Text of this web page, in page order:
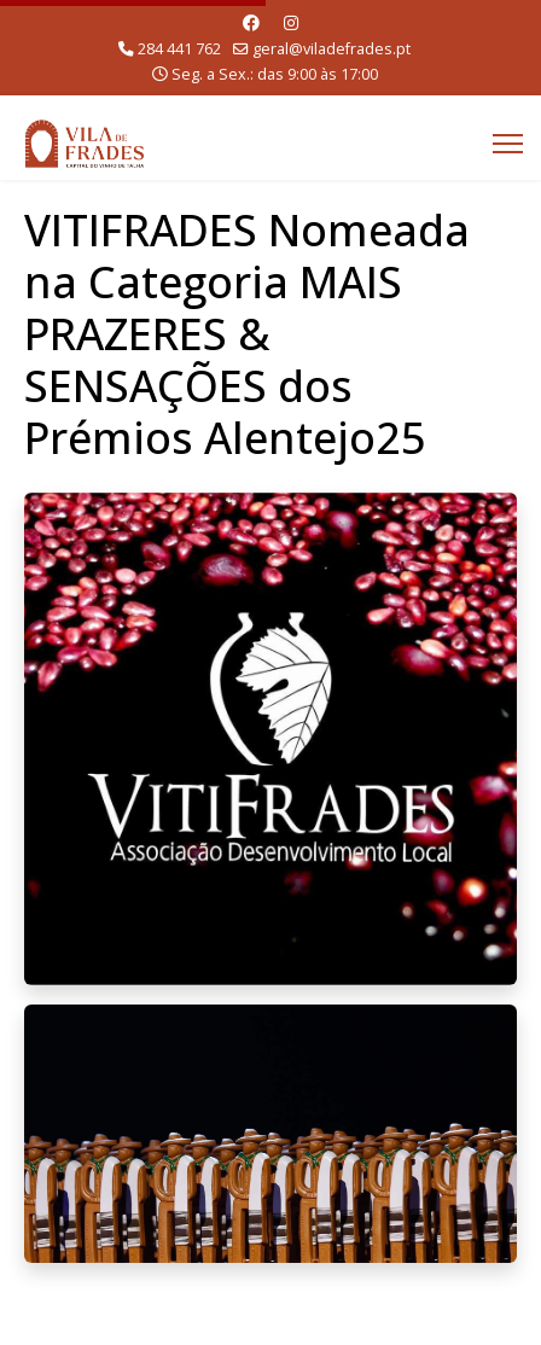
284 441 762
geral@viladefrades.pt
Seg. a Sex.: das 9:00 às 17:00
VITIFRADES Nomeada
na Categoria MAIS
PRAZERES &
SENSAÇÕES dos
Prémios Alentejo25